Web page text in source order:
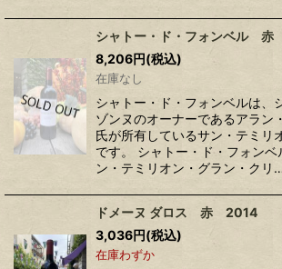
シャトー・ド・フォンベル
8,206円(税込)
在庫なし
シャトー・ド・フォンベルは、
ゾンヌのオーナーであるアラン
氏が所有しているサン・テミリ
です。 シャトー・ド・フォン
ン・テミリオン・グラン・クリ
ドメーヌ ダロス 赤 2014
3,036円(税込)
在庫わずか